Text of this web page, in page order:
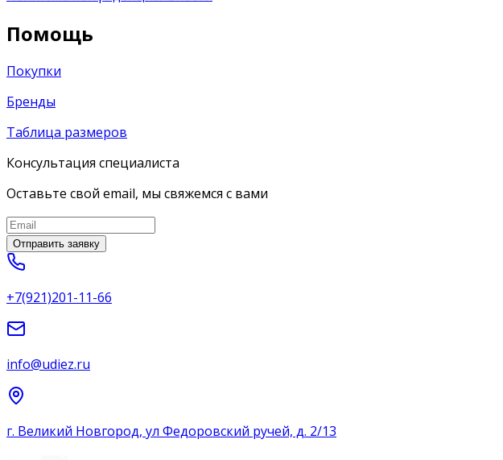
Помощь
Покупки
Бренды
Таблица размеров
Консультация специалиста
Оставьте свой email, мы свяжемся с вами
Отправить заявку
+7(921)201-11-66
info@udiez.ru
г. Великий Новгород, ул Федоровский ручей, д. 2/13